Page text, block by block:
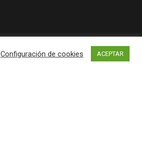
Configuración de cookies ACEPTAR